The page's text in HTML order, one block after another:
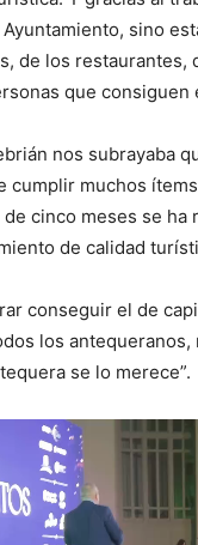
sino
de los restaurantes,
que consiguen
nos subrayaba
cumplir muchos
cinco meses se
de calidad
conseguir el de
los
se lo merece”.